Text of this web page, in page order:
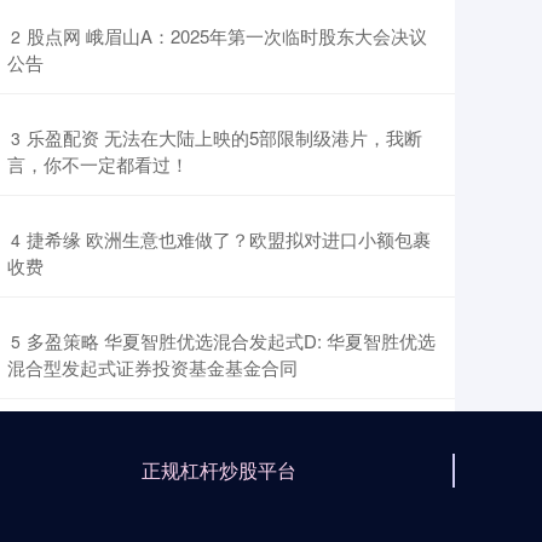
2 ​股点网 峨眉山A：2025年第一次临时股东大会决议
公告
3 ​乐盈配资 无法在大陆上映的5部限制级港片，我断
言，你不一定都看过！
4 ​捷希缘 欧洲生意也难做了？欧盟拟对进口小额包裹
收费
5 ​多盈策略 华夏智胜优选混合发起式D: 华夏智胜优选
混合型发起式证券投资基金基金合同
正规杠杆炒股平台